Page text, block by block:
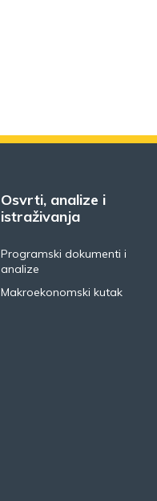
Osvrti, analize i
istraživanja
Programski dokumenti i
analize
Makroekonomski kutak